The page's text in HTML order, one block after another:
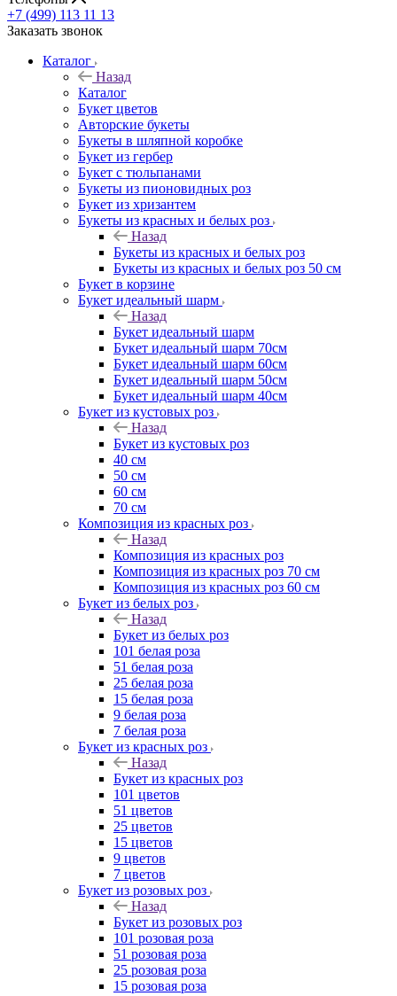
+7 (499) 113 11 13
Заказать звонок
Каталог
Назад
Каталог
Букет цветов
Авторские букеты
Букеты в шляпной коробке
Букет из гербер
Букет с тюльпанами
Букеты из пионовидных роз
Букет из хризантем
Букеты из красных и белых роз
Назад
Букеты из красных и белых роз
Букеты из красных и белых роз 50 см
Букет в корзине
Букет идеальный шарм
Назад
Букет идеальный шарм
Букет идеальный шарм 70см
Букет идеальный шарм 60см
Букет идеальный шарм 50см
Букет идеальный шарм 40см
Букет из кустовых роз
Назад
Букет из кустовых роз
40 см
50 см
60 см
70 см
Композиция из красных роз
Назад
Композиция из красных роз
Композиция из красных роз 70 см
Композиция из красных роз 60 см
Букет из белых роз
Назад
Букет из белых роз
101 белая роза
51 белая роза
25 белая роза
15 белая роза
9 белая роза
7 белая роза
Букет из красных роз
Назад
Букет из красных роз
101 цветов
51 цветов
25 цветов
15 цветов
9 цветов
7 цветов
Букет из розовых роз
Назад
Букет из розовых роз
101 розовая роза
51 розовая роза
25 розовая роза
15 розовая роза